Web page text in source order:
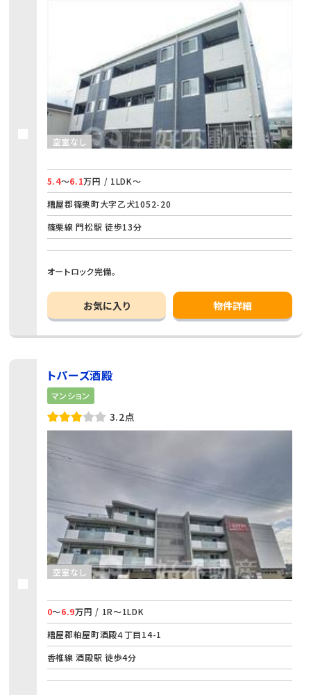
空室なし
5.4～6.1万円 / 1LDK～
糟屋郡篠栗町大字乙犬1052-20
篠栗線 門松駅 徒歩13分
オートロック完備。
お気に入り 物件詳細
トパーズ酒殿
マンション
3.2点
空室なし
0～6.9万円 / 1R～1LDK
糟屋郡粕屋町酒殿４丁目14-1
香椎線 酒殿駅 徒歩4分